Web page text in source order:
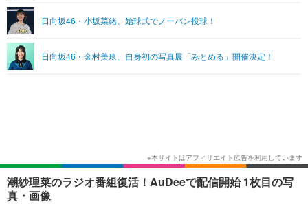
ショッピング その他
SPEED TEST
エンタメ
エンタメTOP 映画・ドラマ
ショッピング その他
ライフ
日向坂46・小坂菜緒、始球式でノーバン投球！
日向坂46・金村美玖、自身初の写真展「みとめる」開催決定！
潮紗理菜のラジオ番組復活！AuDeeで配信開始 1枚目の写
真・画像